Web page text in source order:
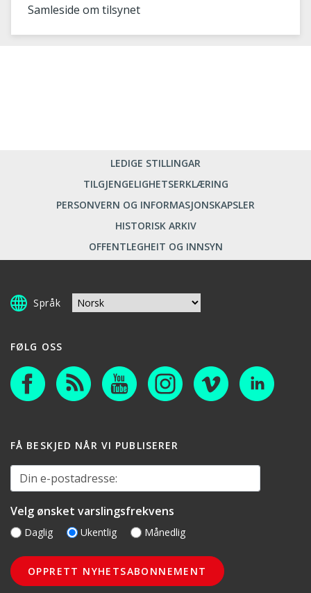
Samleside om tilsynet
LEDIGE STILLINGAR
TILGJENGELIGHETSERKLÆRING
PERSONVERN OG INFORMASJONSKAPSLER
HISTORISK ARKIV
OFFENTLEGHEIT OG INNSYN
Språk
FØLG OSS
FÅ BESKJED NÅR VI PUBLISERER
Din e-postadresse:
Velg ønsket varslingsfrekvens
Daglig Ukentlig Månedlig